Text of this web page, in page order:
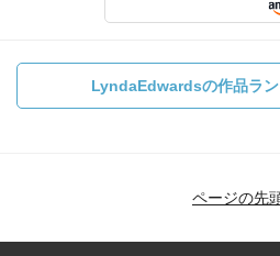
LyndaEdwardsの作品ラ
ページの先